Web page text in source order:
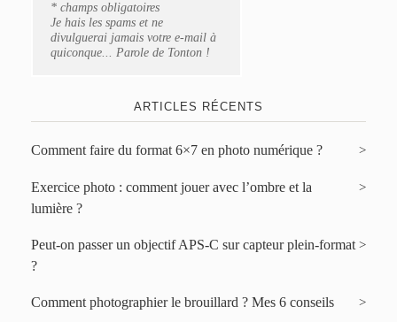
* champs obligatoires
Je hais les spams et ne
divulguerai jamais votre e-mail à
quiconque... Parole de Tonton !
ARTICLES RÉCENTS
Comment faire du format 6×7 en photo numérique ?
Exercice photo : comment jouer avec l’ombre et la
lumière ?
Peut-on passer un objectif APS-C sur capteur plein-format
?
Comment photographier le brouillard ? Mes 6 conseils